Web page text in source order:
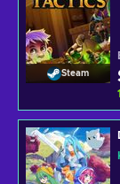
Steam